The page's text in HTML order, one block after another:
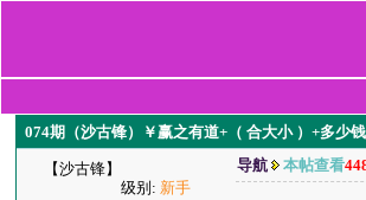
074期（沙古锋）￥赢之有道+（ 合大小 ）+多少
【沙古锋】
级别: 新手
导航 本帖查看